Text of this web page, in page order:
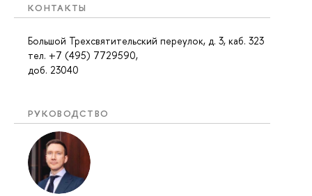
КОНТАКТЫ
Большой Трехсвятительский переулок, д. 3, каб. 323
тел. +7 (495) 7729590,
доб. 23040
РУКОВОДСТВО